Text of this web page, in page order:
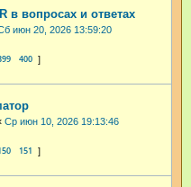
в вопросах и ответах
июн 20, 2026 13:59:20
400
Ср июн 10, 2026 19:13:46
151